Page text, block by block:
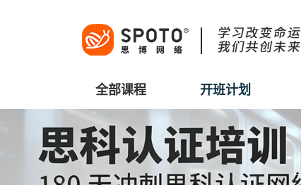
全部课程 开班计划